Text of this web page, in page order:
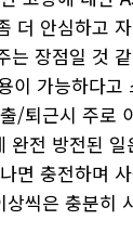
더 안심하고
는 장점일 것
이 가능하다고
/퇴근시 주로
완전 방전된
면 충전하며
씩은 충분히